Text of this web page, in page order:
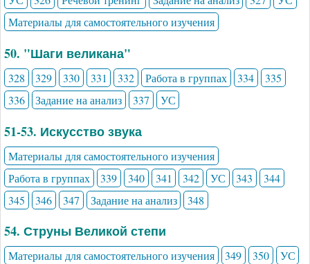
Материалы для самостоятельного изучения
50. "Шаги великана"
328 329 330 331 332 Работа в группах 334
335
336
Задание на анализ 337 УС
51-53. Искусство звука
Материалы для самостоятельного изучения
Работа в группах
339 340 341 342 УС 343
344
345
346 347 Задание на анализ 348
54. Струны Великой степи
Материалы для самостоятельного изучения 349 350
УС